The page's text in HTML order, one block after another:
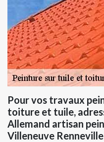
Pour vos travaux
toiture et tuile,
Allemand artisan
Villeneuve